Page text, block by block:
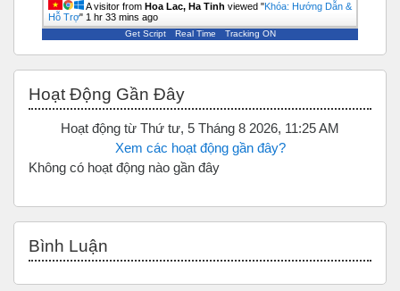
A visitor from Hoa Lac, Ha Tinh viewed "Khóa: Hướng Dẫn &
Hỗ Trợ" 1 hr 33 mins ago
Get Script Real Time Tracking ON
Hoạt Động Gần Đây
Hoạt động từ Thứ tư, 5 Tháng 8 2026, 11:25 AM
Xem các hoạt động gần đây?
Không có hoạt động nào gần đây
Bình Luận